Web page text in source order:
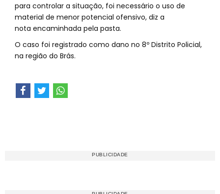
para controlar a situação, foi necessário o uso de
material de menor potencial ofensivo, diz a
nota encaminhada pela pasta.
O caso foi registrado como dano no 8º Distrito Policial,
na região do Brás.